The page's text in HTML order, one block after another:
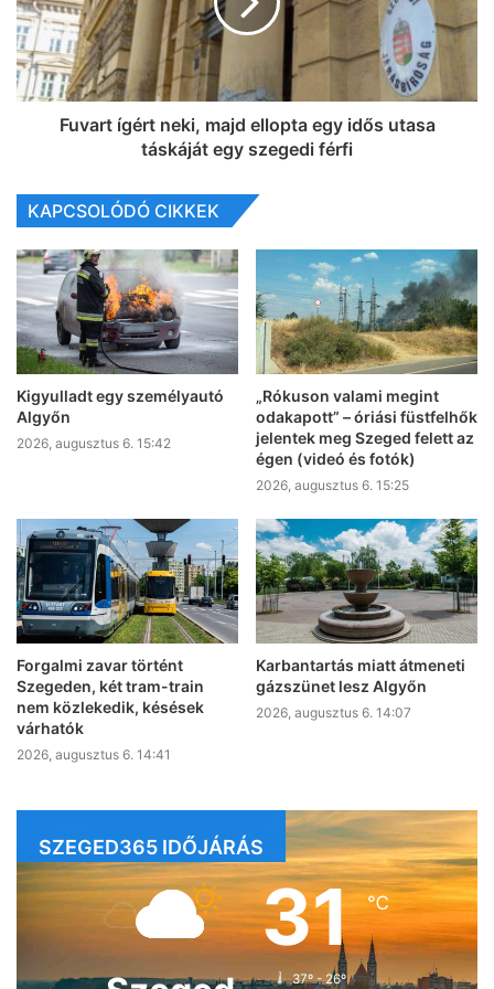
Fuvart ígért neki, majd ellopta egy idős utasa
táskáját egy szegedi férfi
KAPCSOLÓDÓ CIKKEK
Kigyulladt egy személyautó
Algyőn
2026, augusztus 6. 15:42
„Rókuson valami megint
odakapott” – óriási füstfelhők
jelentek meg Szeged felett az
égen (videó és fotók)
2026, augusztus 6. 15:25
Forgalmi zavar történt
Szegeden, két tram-train
nem közlekedik, késések
várhatók
2026, augusztus 6. 14:41
Karbantartás miatt átmeneti
gázszünet lesz Algyőn
2026, augusztus 6. 14:07
SZEGED365 IDŐJÁRÁS
31℃
37º - 26º